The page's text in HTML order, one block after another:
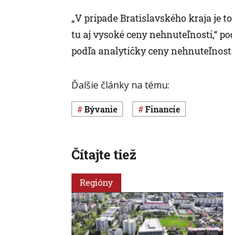
„V prípade Bratislavského kraja je
tu aj vysoké ceny nehnuteľností,“
podľa analytičky ceny
Ďalšie články na tému:
Bývanie Financie
Čítajte tiež
Regióny